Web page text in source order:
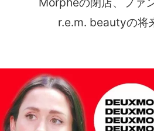
r.e.m. beautyの将